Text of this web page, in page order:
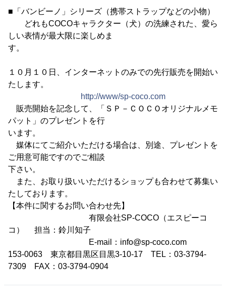
■「バンビーノ」シリーズ（携帯ストラップなどの小物）
どれもCOCOキャラクター（犬）の洗練された、愛ら
しい表情が最大限に楽しめま
す。
１０月１０日、インターネットのみでの先行販売を開始い
たします。
http://www/sp-coco.com
販売開始を記念して、「ＳＰ－ＣＯＣＯオリジナルメモ
パット」のプレゼントを行
います。
媒体にてご紹介いただける場合は、別途、プレゼントを
ご用意可能ですのでご相談
下さい。
また、お取り扱いいただけるショップも合わせて募集い
たしております。
【本件に関するお問い合わせ先】
有限会社SP-COCO（エスピーコ
コ） 担当：鈴川知子
E-mail：info@sp-coco.com
153-0063 東京都目黒区目黒3-10-17 TEL：03-3794-
7309 FAX：03-3794-0904